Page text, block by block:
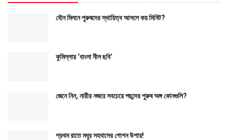
যৌন মিলনে পুরুষদের স্থায়িত্ব আসলে কয় মিনিট?
কুমিল্লায় ‘বাংলা নীল ছবি’
জেনে নিন, নারীর নজরে সবচেয়ে পছন্দের পুরুষ অঙ্গ কোনগুলি?
প্রথম রাতে মধুর সহবাসের গোপন উপায়!